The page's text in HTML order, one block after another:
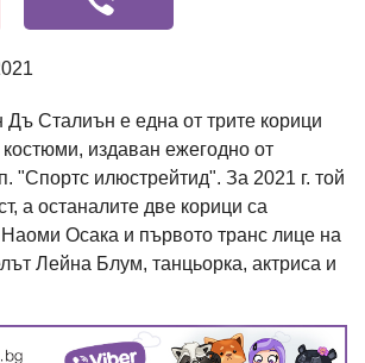
Дъ Сталиън е една от трите корици
издаван ежегодно от
"Спортс илюстрейтид". За 2021 г. той
а останалите две корици са
Наоми Осака и първото транс лице на
Лейна Блум, танцьорка, актриса и